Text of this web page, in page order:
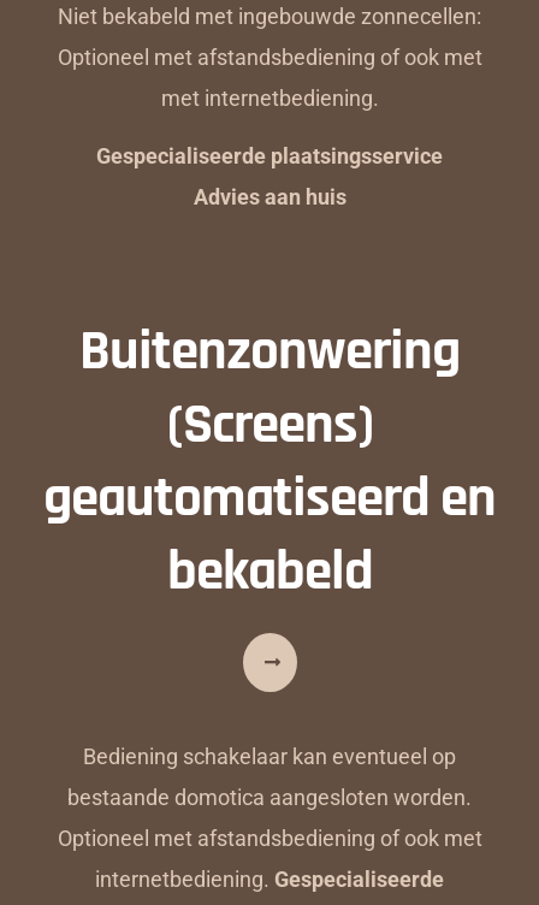
Niet bekabeld met ingebouwde zonnecellen:
Optioneel met afstandsbediening of ook met
met internetbediening.
Gespecialiseerde plaatsingsservice
Advies aan huis
Buitenzonwering
(Screens)
geautomatiseerd en
bekabeld
Bediening schakelaar kan eventueel op
bestaande domotica aangesloten worden.
Optioneel met afstandsbediening of ook met
internetbediening. Gespecialiseerde